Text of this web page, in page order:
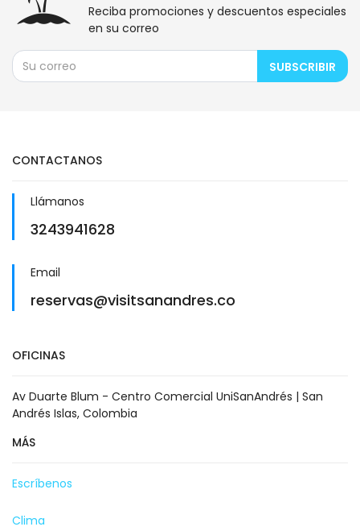
Reciba promociones y descuentos especiales
en su correo
SUBSCRIBIR
CONTACTANOS
Llámanos
3243941628
Email
reservas@visitsanandres.co
OFICINAS
Av Duarte Blum - Centro Comercial UniSanAndrés | San
Andrés Islas, Colombia
MÁS
Escríbenos
Clima